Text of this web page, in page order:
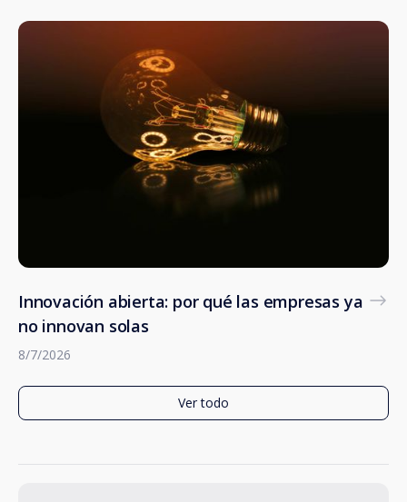
Innovación abierta: por qué las empresas ya
no innovan solas
8/7/2026
Ver todo